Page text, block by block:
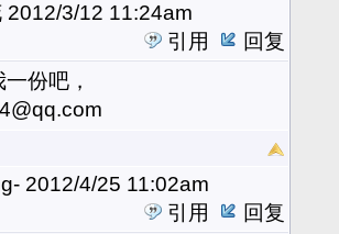
2012/3/12 11:24am
引用
回复
份吧，
2012/4/25 11:02am
引用
回复